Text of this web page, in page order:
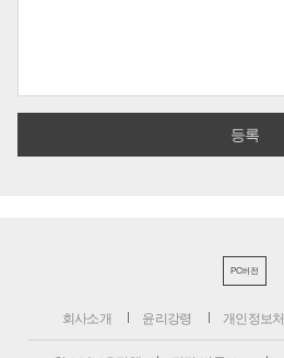
PC버전
회사소개 윤리강령 개인정보